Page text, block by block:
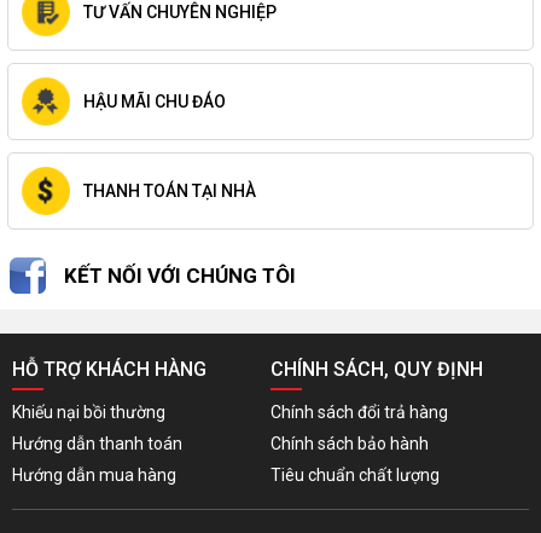
TƯ VẤN CHUYÊN NGHIỆP
HẬU MÃI CHU ĐÁO
THANH TOÁN TẠI NHÀ
KẾT NỐI VỚI CHÚNG TÔI
HỖ TRỢ KHÁCH HÀNG
Khiếu nại bồi thường
Hướng dẫn thanh toán
Hướng dẫn mua hàng
CHÍNH SÁCH, QUY ĐỊNH
Chính sách đổi trả hàng
Chính sách bảo hành
Tiêu chuẩn chất lượng